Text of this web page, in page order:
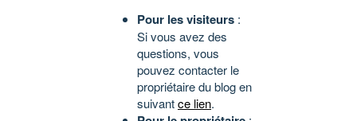
Pour les visiteurs :
Si vous avez des
questions, vous
pouvez contacter le
propriétaire du blog en
suivantce lien.